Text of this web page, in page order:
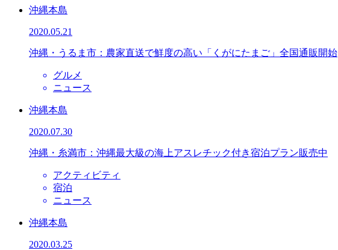
沖縄本島
2020.05.21
沖縄・うるま市：農家直送で鮮度の高い「くがにたまご」全国通販開始
グルメ
ニュース
沖縄本島
2020.07.30
沖縄・糸満市：沖縄最大級の海上アスレチック付き宿泊プラン販売中
アクティビティ
宿泊
ニュース
沖縄本島
2020.03.25